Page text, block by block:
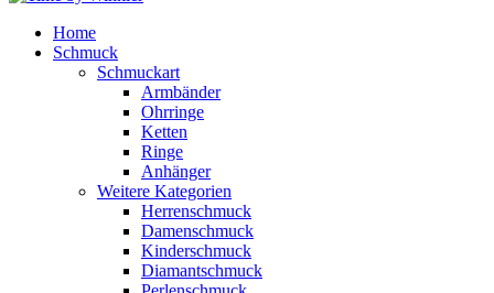
Home
Schmuck
Schmuckart
Armbänder
Ohrringe
Ketten
Ringe
Anhänger
Weitere Kategorien
Herrenschmuck
Damenschmuck
Kinderschmuck
Diamantschmuck